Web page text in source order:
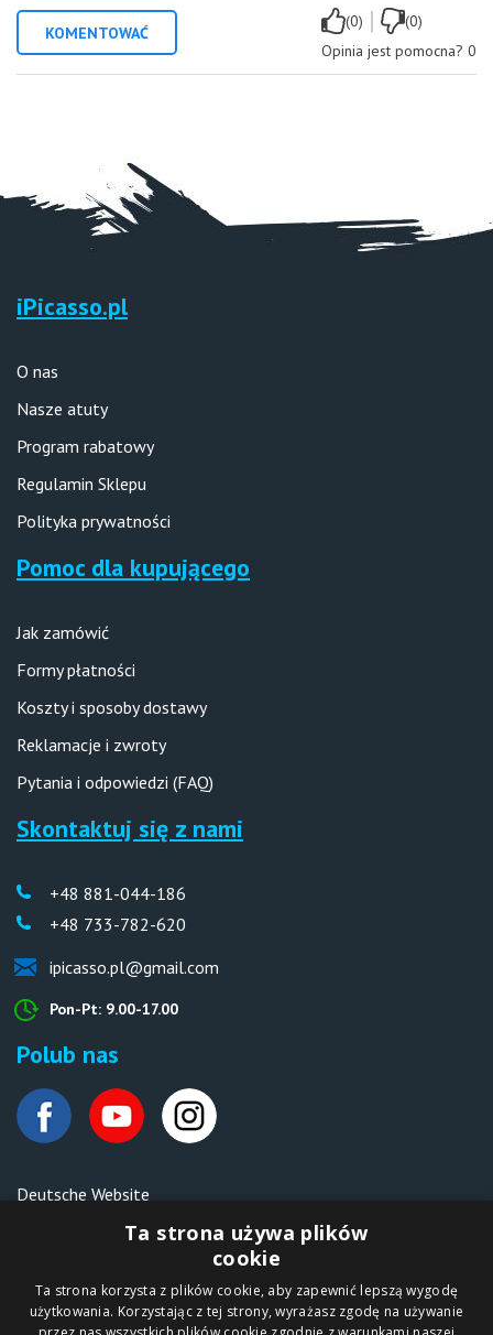
KOMENTOWAĆ
(0) |
(0)
Opinia jest pomocna? 0
iPicasso.pl
O nas
Nasze atuty
Program rabatowy
Regulamin Sklepu
Polityka prywatności
Pomoc dla kupującego
Jak zamówić
Formy płatności
Koszty i sposoby dostawy
Reklamacje i zwroty
Pytania i odpowiedzi (FAQ)
Skontaktuj się z nami
+48 881-044-186
+48 733-782-620
ipicasso.pl@gmail.com
Pon-Pt: 9.00-17.00
Polub nas
Deutsche Website
Malen nach Zahlen Ipicasso.de
Copyright © 2012-2026
Sklep internetowy
iPICASSO.PL
Ta strona używa plików
cookie
Ta strona korzysta z plików cookie, aby zapewnić lepszą wygodę
użytkowania. Korzystając z tej strony, wyrażasz zgodę na używanie